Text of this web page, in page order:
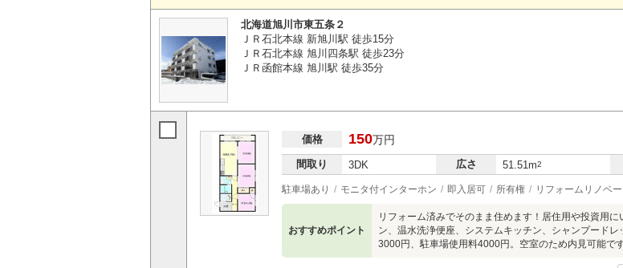
北海道旭川市東五条２
ＪＲ石北本線 新旭川駅 徒歩15分
ＪＲ石北本線 旭川四条駅 徒歩23分
ＪＲ函館本線 旭川駅 徒歩35分
価格 150万円
間取り 3DK 広さ 51.51m2
駐車場あり モニタ付インターホン 即入居可 所有権 リフォームリノベ
おすすめポイント
リフォーム済みでそのまま住めます！居住用や投資用
ン、温水洗浄便座、システムキッチン、シャンプード
3000円、駐車場使用料4000円。空室のため内見可能で